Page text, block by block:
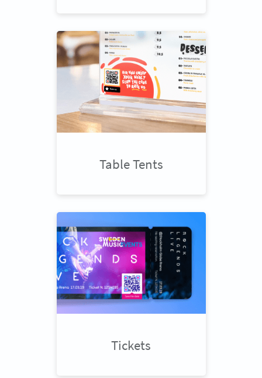
Table Tents
Tickets